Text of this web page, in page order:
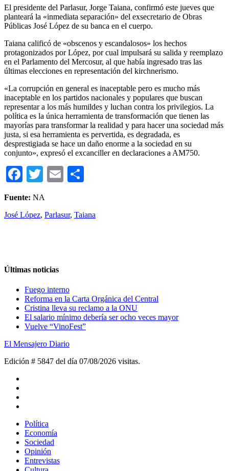
El presidente del Parlasur, Jorge Taiana, confirmó este jueves que
planteará la «inmediata separación» del exsecretario de Obras
Públicas José López de su banca en el cuerpo.
Taiana calificó de «obscenos y escandalosos» los hechos
protagonizados por López, por cual impulsará su salida y reemplazo
en el Parlamento del Mercosur, al que había ingresado tras las
últimas elecciones en representación del kirchnerismo.
«La corrupción en general es inaceptable pero es mucho más
inaceptable en los partidos nacionales y populares que buscan
representar a los más humildes y luchan contra los privilegios. La
política es la única herramienta de transformación que tienen las
mayorías para transformar la realidad y para hacer una sociedad más
justa, si esa herramienta es pervertida, es degradada, es
desprestigiada se hace un daño enorme a la sociedad en su
conjunto», expresó el excanciller en declaraciones a AM750.
Facebook
TwitterEmail
Fuente: NA
José López, Parlasur, Taiana
Últimas noticias
Fuego interno
Reforma en la Carta Orgánica del Central
Cristina lleva su reclamo a la ONU
El salario mínimo debería ser ocho veces mayor
Vuelve “VinoFest”
El Mensajero Diario
Edición # 5847 del día 07/08/2026 visitas.
Política
Economía
Sociedad
Opinión
Entrevistas